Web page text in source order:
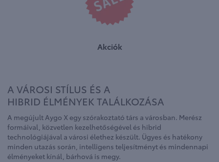
Akciók
A VÁROSI STÍLUS ÉS A
HIBRID ÉLMÉNYEK TALÁLKOZÁSA
A megújult Aygo X egy szórakoztató társ a városban. Merész
formáival, közvetlen kezelhetőségével és hibrid
technológiájával a városi élethez készült. Ügyes és hatékony
minden utazás során, intelligens teljesítményt és mindennapi
élményeket kínál, bárhová is megy.